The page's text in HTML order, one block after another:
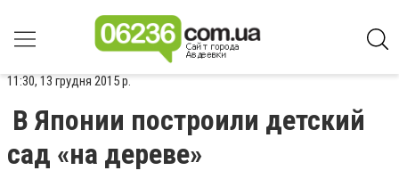
11:30, 13 грудня 2015 р.
В Японии построили детский
сад «на дереве»